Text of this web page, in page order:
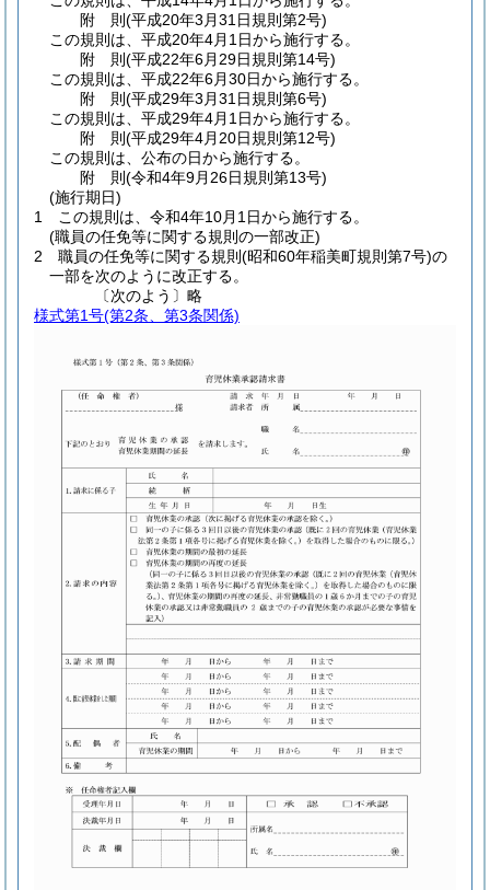
附 則(平成20年3月31日規則第2号)
この規則は、平成20年4月1日から施行する。
附 則(平成22年6月29日規則第14号)
この規則は、平成22年6月30日から施行する。
附 則(平成29年3月31日規則第6号)
この規則は、平成29年4月1日から施行する。
附 則(平成29年4月20日規則第12号)
この規則は、公布の日から施行する。
附 則(令和4年9月26日規則第13号)
(施行期日)
1
この規則は、令和4年10月1日から施行する。
(職員の任免等に関する規則の一部改正)
2
職員の任免等に関する規則 (昭和60年稲美町規則第7号)の
一部を次のように改正する。
〔次のよう〕略
様式第1号(第2条、第3条関係)